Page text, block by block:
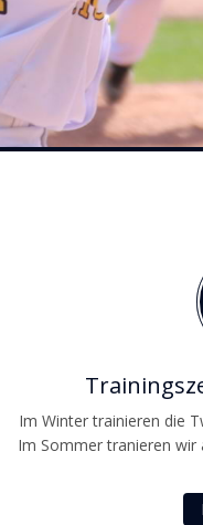
Im Winter trainieren die
Im Sommer tranieren wir